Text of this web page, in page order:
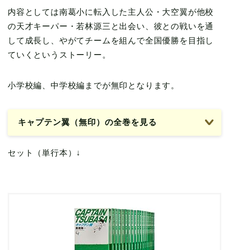
内容としては南葛小に転入した主人公・大空翼が他校
の天才キーパー・若林源三と出会い、彼との戦いを通
して成長し、やがてチームを組んで全国優勝を目指し
ていくというストーリー。
小学校編、中学校編までが無印となります。
キャプテン翼（無印）の全巻を見る
セット（単行本）↓